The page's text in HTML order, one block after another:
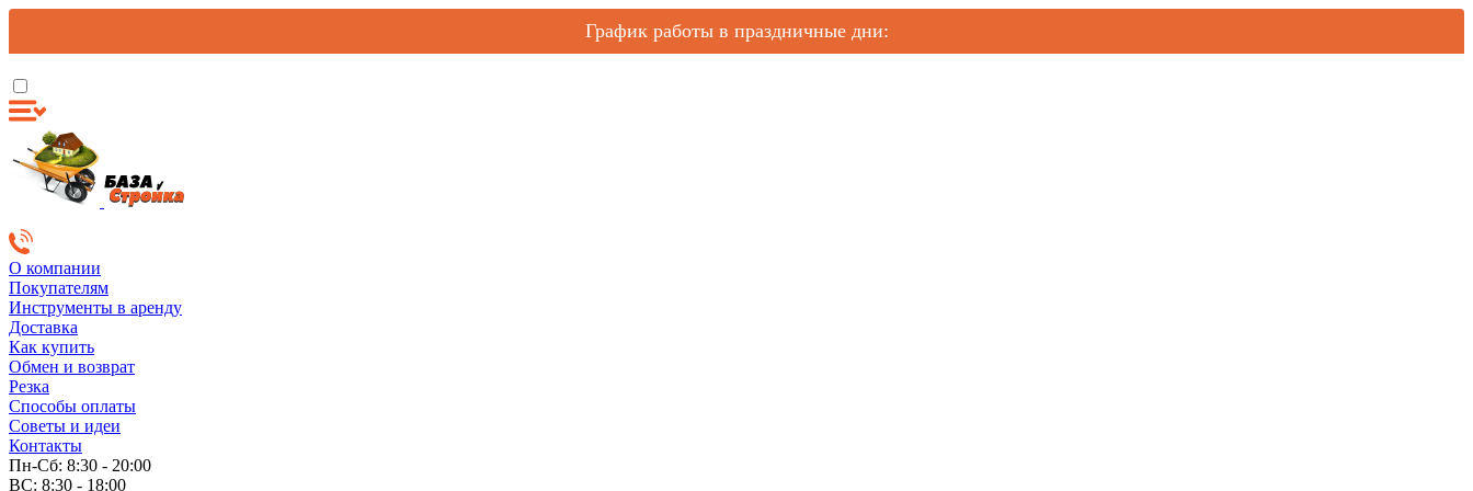
График работы в праздничные дни:
О компании
Покупателям
Инструменты в аренду
Доставка
Как купить
Обмен и возврат
Резка
Способы оплаты
Советы и идеи
Контакты
Пн-Сб: 8:30 - 20:00
ВС: 8:30 - 18:00